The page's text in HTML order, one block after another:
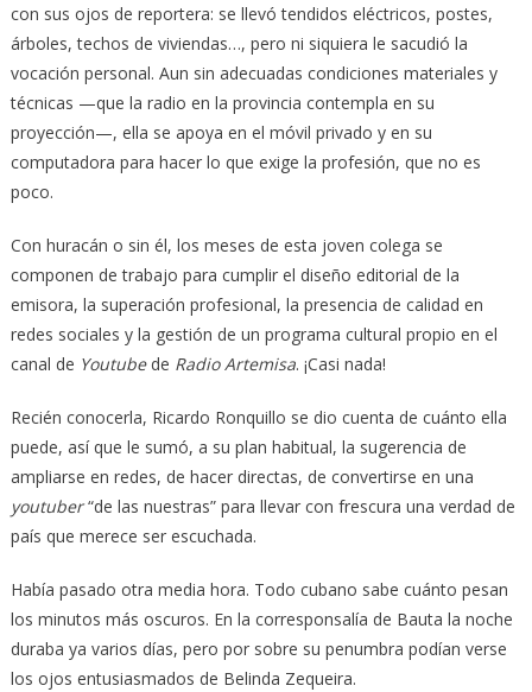
con sus ojos de reportera: se llevó tendidos eléctricos, postes,
árboles, techos de viviendas…, pero ni siquiera le sacudió la
vocación personal. Aun sin adecuadas condiciones materiales y
técnicas —que la radio en la provincia contempla en su
proyección—, ella se apoya en el móvil privado y en su
computadora para hacer lo que exige la profesión, que no es
poco.
Con huracán o sin él, los meses de esta joven colega se
componen de trabajo para cumplir el diseño editorial de la
emisora, la superación profesional, la presencia de calidad en
redes sociales y la gestión de un programa cultural propio en el
canal de Youtubede Radio Artemisa. ¡Casi nada!
Recién conocerla, Ricardo Ronquillo se dio cuenta de cuánto ella
puede, así que le sumó, a su plan habitual, la sugerencia de
ampliarse en redes, de hacer directas, de convertirse en una
youtuber“de las nuestras” para llevar con frescura una verdad de
país que merece ser escuchada.
Había pasado otra media hora. Todo cubano sabe cuánto pesan
los minutos más oscuros. En la corresponsalía de Bauta la noche
duraba ya varios días, pero por sobre su penumbra podían verse
los ojos entusiasmados de Belinda Zequeira.